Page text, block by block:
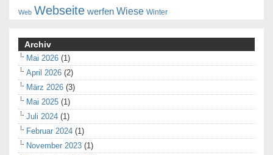
Web Webseite werfen Wiese Winter
Archiv
Mai 2026 (1)
April 2026 (2)
März 2026 (3)
Mai 2025 (1)
Juli 2024 (1)
Februar 2024 (1)
November 2023 (1)